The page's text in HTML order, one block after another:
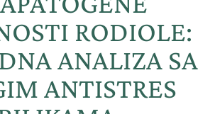
RODIOLE:
ANALIZA SA
ANTISTRES